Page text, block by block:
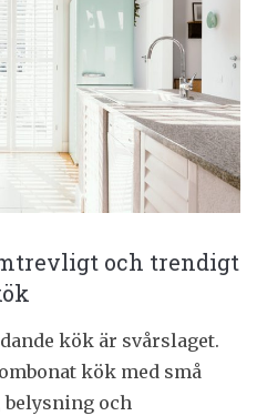
och trendigt
kök är svårslaget.
kök med små
belysning och